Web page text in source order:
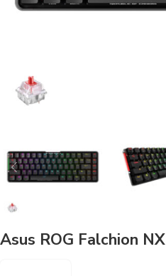
Asus ROG Falchion NX